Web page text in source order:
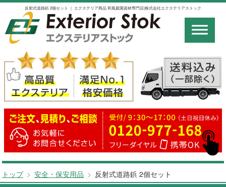
反射式道路鋲 2個セット ｜ エクステリア商品 和風庭園資材専門店|株式会社エクステリアストック
トップ > 安全・保安用品 > 反射式道路鋲 2個セット